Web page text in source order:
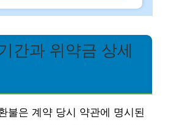
간과 위약금 상세
불은 계약 당시 약관에 명시된